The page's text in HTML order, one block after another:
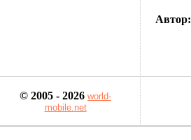
Автор:
© 2005 - 2026 world-
mobile.net